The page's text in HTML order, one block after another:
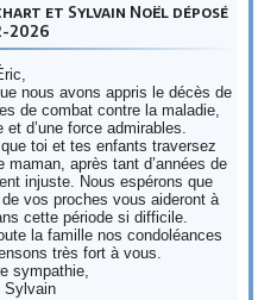
et Sylvain Noël déposé
2026
nous avons appris le décès de
de combat contre la maladie,
et d’une force admirables.
toi et tes enfants traversez
maman, après tant d’années de
injuste. Nous espérons que
vos proches vous aideront à
cette période si difficile.
la famille nos condoléances
très fort à vous.
sympathie,
Sylvain